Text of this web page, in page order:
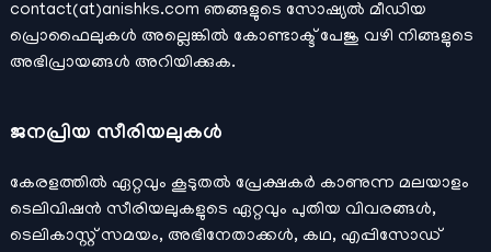
contact(at)anishks.com ഞങ്ങളുടെ സോഷ്യല്‍ മീഡിയ
പ്രൊഫൈലുകള്‍ അല്ലെങ്കില്‍ കോണ്ടാക്ട്പേജു വഴി നിങ്ങളുടെ
അഭിപ്രായങ്ങള്‍ അറിയിക്കുക.
ജനപ്രിയ സീരിയലുകള്‍
കേരളത്തിൽ ഏറ്റവും കൂടുതൽ പ്രേക്ഷകർ കാണുന്ന മലയാളം
ടെലിവിഷൻ സീരിയലുകളുടെ ഏറ്റവും പുതിയ വിവരങ്ങൾ,
ടെലികാസ്റ്റ് സമയം, അഭിനേതാക്കൾ, കഥ, എപ്പിസോഡ്